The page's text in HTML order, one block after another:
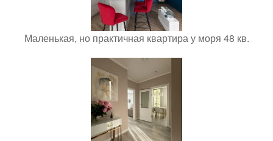
Маленькая, но практичная квартира у моря 48 кв.